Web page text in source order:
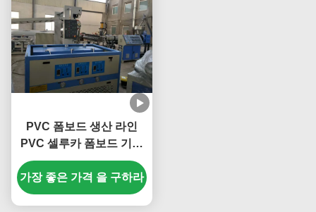
PVC 폼보드 생산 라인
PVC 셀루카 폼보드 기계
PVC 자유 폼보드 폼보드
진압 라인
가장 좋은 가격 을 구하라